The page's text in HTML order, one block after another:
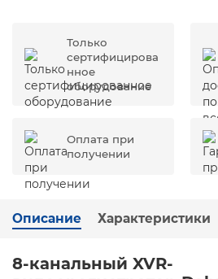
Только
сертифицирова
нное
оборудование
Оплата при
получении
Описание Характеристики
8-канальный XVR-